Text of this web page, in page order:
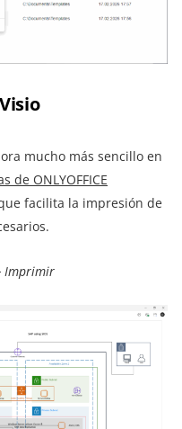
mucho más sencillo en
de ONLYOFFICE
facilita la impresión de
Imprimir